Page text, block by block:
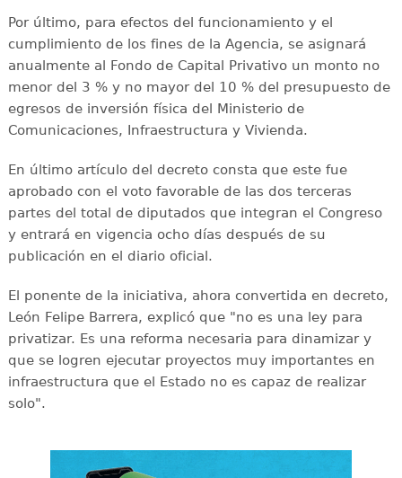
Por último, para efectos del funcionamiento y el
cumplimiento de los fines de la Agencia, se asignará
anualmente al Fondo de Capital Privativo un monto no
menor del 3 % y no mayor del 10 % del presupuesto de
egresos de inversión física del Ministerio de
Comunicaciones, Infraestructura y Vivienda.
En último artículo del decreto consta que este fue
aprobado con el voto favorable de las dos terceras
partes del total de diputados que integran el Congreso
y entrará en vigencia ocho días después de su
publicación en el diario oficial.
El ponente de la iniciativa, ahora convertida en decreto,
León Felipe Barrera, explicó que "no es una ley para
privatizar. Es una reforma necesaria para dinamizar y
que se logren ejecutar proyectos muy importantes en
infraestructura que el Estado no es capaz de realizar
solo".